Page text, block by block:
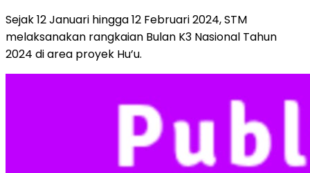
Sejak 12 Januari hingga 12 Februari 2024, STM
melaksanakan rangkaian Bulan K3 Nasional Tahun
2024 di area proyek Hu’u.